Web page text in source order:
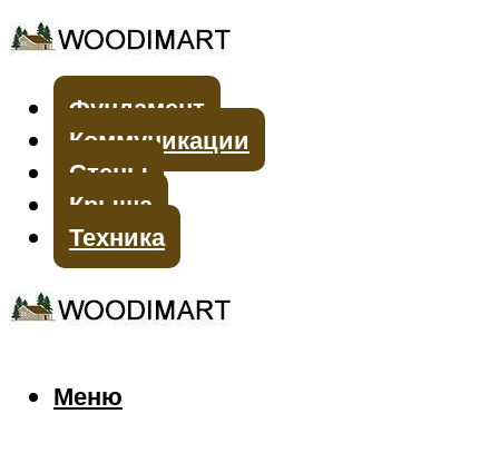
Фундамент
Коммуникации
Стены
Крыша
Техника
Меню
Меню